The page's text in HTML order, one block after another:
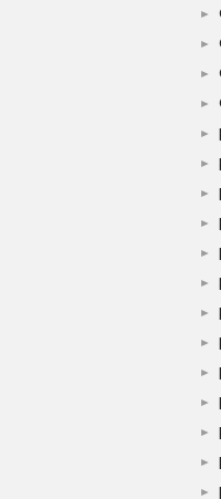
►
►
►
►
►
►
►
►
►
►
►
►
►
►
►
►
►